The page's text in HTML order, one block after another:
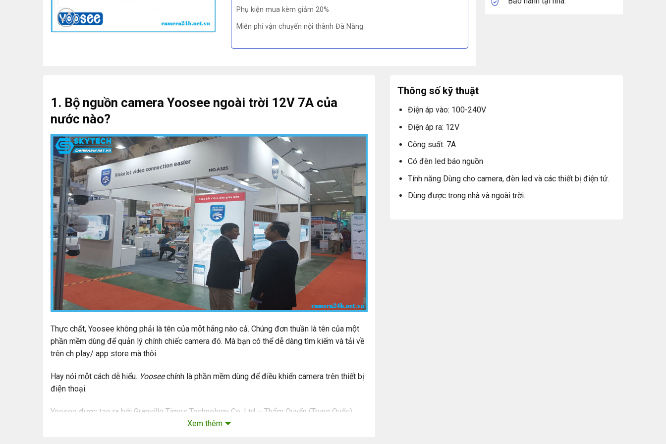
Phụ kiện mua kèm giảm 20%
Miễn phí vận chuyển nội thành Đà Nẵng
1. Bộ nguồn camera Yoosee ngoài trời 12V 7A của
nước nào?
Thực chất, Yoosee không phải là tên của một hãng nào cả. Chúng đơn thuần là tên của một
phần mềm dùng để quản lý chính chiếc camera đó. Mà bạn có thể dễ dàng tìm kiếm và tải về
trên ch play/ app store mà thôi.
Hay nói một cách dễ hiểu. Yoosee chính là phần mềm dùng để điều khiển camera trên thiết bị
điện thoại.
Yoosee được tạo ra bởi Granville Times Technology Co, Ltd – Thẩm Quyến (Trung Quốc).
Dựa trên ứng dụng tiền thân là 2CU để vận hành và kết nối Camera không dây thông qua hệ
Xem thêm
Thông số kỹ thuật
Điện áp vào: 100-240V
Điện áp ra: 12V
Công suất: 7A
Có đèn led báo nguồn
Tính năng Dùng cho camera, đèn led và các thiết bị điện tử.
Dùng được trong nhà và ngoài trời.